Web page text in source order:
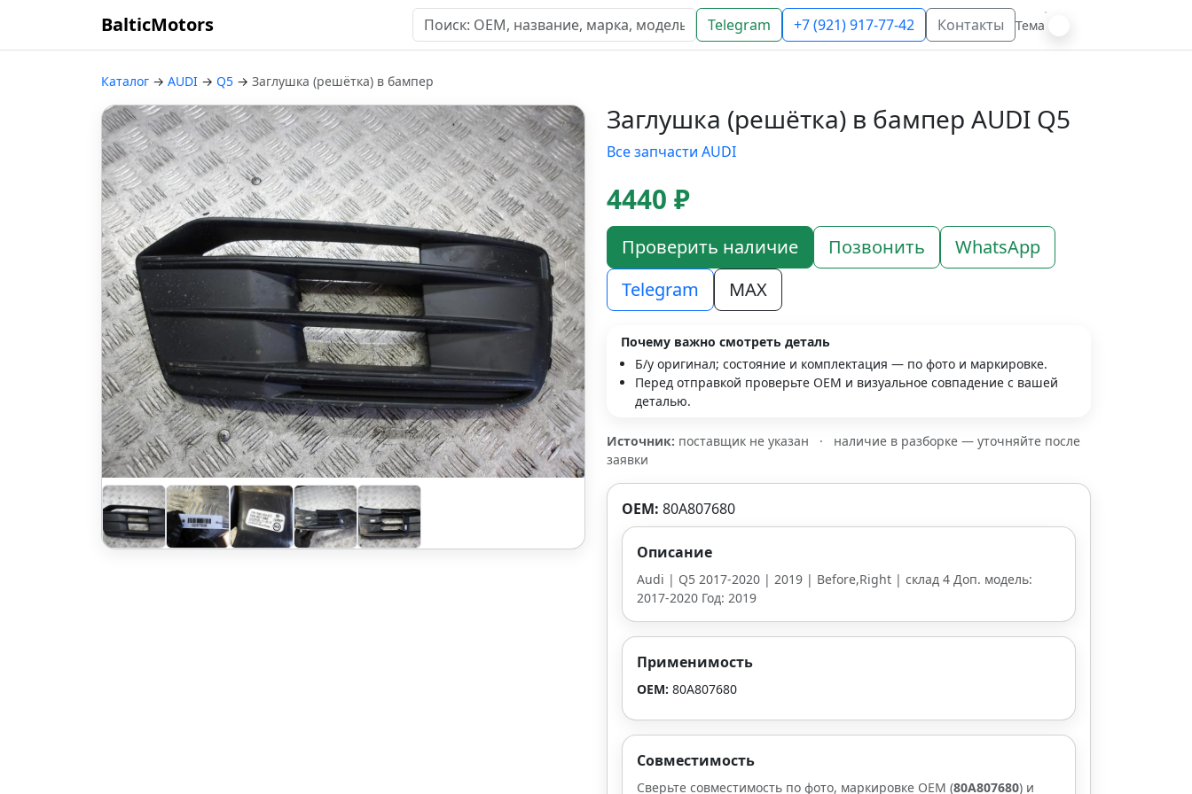
BalticMotors Telegram +7 (921) 917-77-42 Контакты Тема
Каталог → AUDI → Q5 → Заглушка (решётка) в бампер
Заглушка (решётка) в бампер AUDI Q5
Все запчасти AUDI
4440 ₽
Проверить наличие Позвонить
WhatsApp
Telegram
MAX
Почему важно смотреть деталь
Б/у оригинал; состояние и комплектация — по фото и маркировке.
Перед отправкой проверьте OEM и визуальное совпадение с вашей
деталью.
Источник: поставщик не указан ·
наличие в разборке — уточняйте после
заявки
OEM: 80A807680
Описание
Audi | Q5 2017-2020 | 2019 | Before,Right | склад 4 Доп. модель:
2017-2020 Год: 2019
Применимость
OEM: 80A807680
Совместимость
Сверьте совместимость по фото, маркировке OEM (80A807680) и